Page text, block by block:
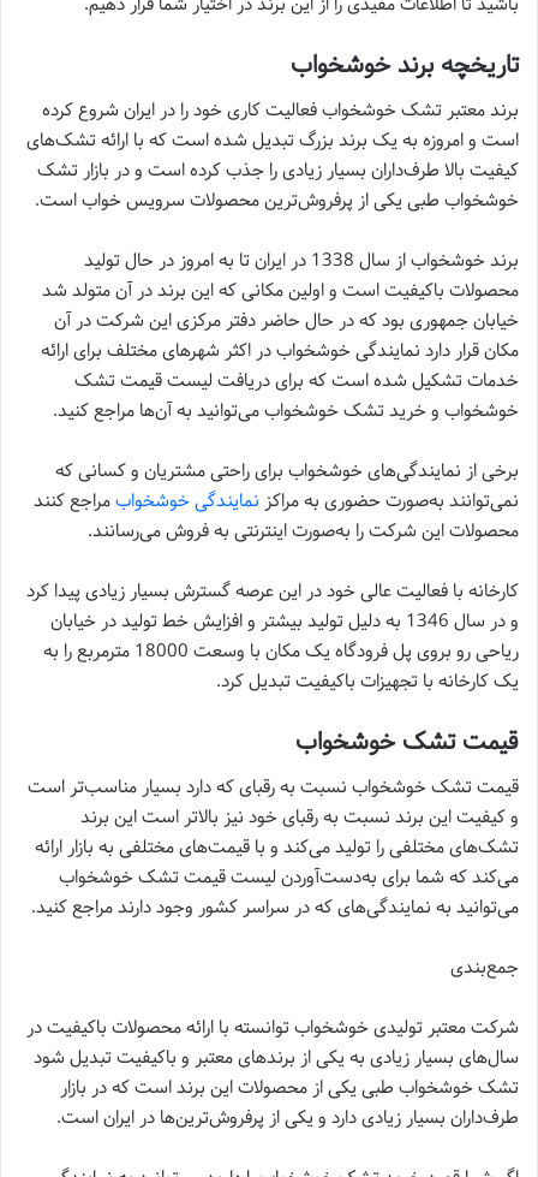
تاریخچه برند خوشخواب
برند معتبر تشک خوشخواب فعالیت کاری خود را در ایران شروع کرده
است و امروزه به یک برند بزرگ تبدیل شده است که با ارائه تشک‌های
کیفیت بالا طرف‌داران بسیار زیادی را جذب کرده است و در بازار تشک
خوشخواب طبی یکی از پرفروش‌ترین محصولات سرویس خواب است.
برند خوشخواب از سال 1338 در ایران تا به امروز در حال تولید
محصولات باکیفیت است و اولین مکانی که این برند در آن متولد شد
خیابان جمهوری بود که در حال حاضر دفتر مرکزی این شرکت در آن
مکان قرار دارد نمایندگی خوشخواب در اکثر شهرهای مختلف برای ارائه
خدمات تشکیل شده است که برای دریافت لیست قیمت تشک
خوشخواب و خرید تشک خوشخواب می‌توانید به آن‌ها مراجع کنید.
برخی از نمایندگی‌‌های خوشخواب برای راحتی مشتریان و کسانی که
نمی‌توانند به‌صورت حضوری به مراکز نمایندگی خوشخوابمراجع کنند
محصولات این شرکت را به‌صورت اینترنتی به فروش می‌رسانند.
کارخانه با فعالیت عالی خود در این عرصه گسترش بسیار زیادی پیدا کرد
و در سال 1346 به دلیل تولید بیشتر و افزایش خط تولید در خیابان
ریاحی رو بروی پل فرودگاه یک مکان با وسعت 18000 مترمربع را به
یک کارخانه با تجهیزات باکیفیت تبدیل کرد.
قیمت تشک خوشخواب
قیمت تشک خوشخواب نسبت به رقبای که دارد بسیار مناسب‌تر است
و کیفیت این برند نسبت به رقبای خود نیز بالاتر است این برند
تشک‌های مختلفی را تولید می‌کند و با قیمت‌های مختلفی به بازار ارائه
می‌کند که شما برای به‌دست‌آوردن لیست قیمت تشک خوشخواب
می‌توانید به نمایندگی‌های که در سراسر کشور وجود دارند مراجع کنید.
جمع‌بندی
شرکت معتبر تولیدی خوشخواب توانسته با ارائه محصولات باکیفیت در
سال‌های بسیار زیادی به یکی از برند‌های معتبر و باکیفیت تبدیل شود
تشک خوشخواب طبی یکی از محصولات این برند است که در بازار
طرف‌داران بسیار زیادی دارد و یکی از پرفروش‌ترین‌ها در ایران است.